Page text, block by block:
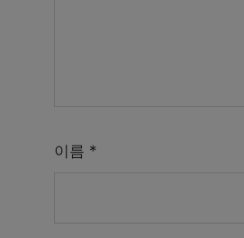
이름 *